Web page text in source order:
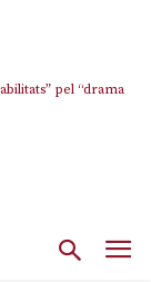
pel “drama
part de la UFEC